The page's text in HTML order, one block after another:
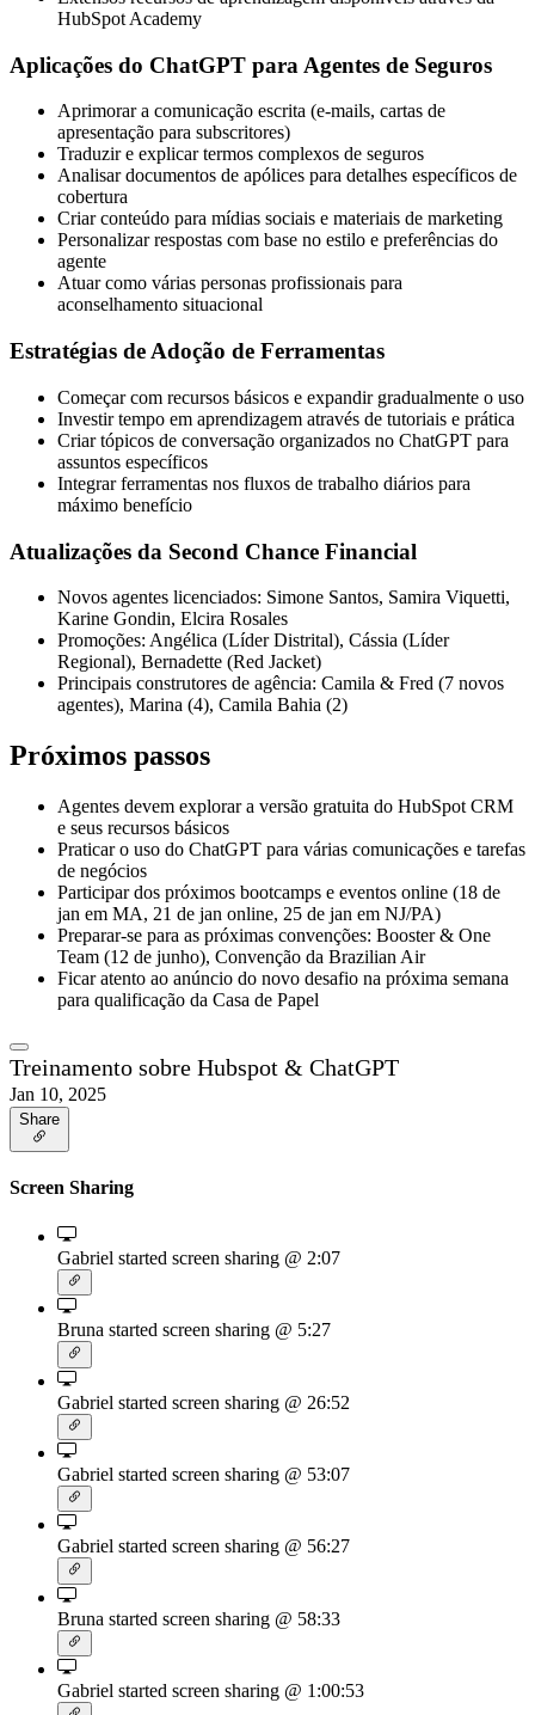
HubSpot Academy
Aplicações do ChatGPT para Agentes de Seguros
Aprimorar a comunicação escrita (e-mails, cartas de
apresentação para subscritores)
Traduzir e explicar termos complexos de seguros
Analisar documentos de apólices para detalhes específicos de
cobertura
Criar conteúdo para mídias sociais e materiais de marketing
Personalizar respostas com base no estilo e preferências do
agente
Atuar como várias personas profissionais para
aconselhamento situacional
Estratégias de Adoção de Ferramentas
Começar com recursos básicos e expandir gradualmente o uso
Investir tempo em aprendizagem através de tutoriais e prática
Criar tópicos de conversação organizados no ChatGPT para
assuntos específicos
Integrar ferramentas nos fluxos de trabalho diários para
máximo benefício
Atualizações da Second Chance Financial
Novos agentes licenciados: Simone Santos, Samira Viquetti,
Karine Gondin, Elcira Rosales
Promoções: Angélica (Líder Distrital), Cássia (Líder
Regional), Bernadette (Red Jacket)
Principais construtores de agência: Camila & Fred (7 novos
agentes), Marina (4), Camila Bahia (2)
Próximos passos
Agentes devem explorar a versão gratuita do HubSpot CRM
e seus recursos básicos
Praticar o uso do ChatGPT para várias comunicações e tarefas
de negócios
Participar dos próximos bootcamps e eventos online (18 de
jan em MA, 21 de jan online, 25 de jan em NJ/PA)
Preparar-se para as próximas convenções: Booster & One
Team (12 de junho), Convenção da Brazilian Air
Ficar atento ao anúncio do novo desafio na próxima semana
para qualificação da Casa de Papel
Treinamento sobre Hubspot & ChatGPT
Jan 10, 2025
Share
Screen Sharing
Gabriel started screen sharing @ 2:07
Bruna started screen sharing @ 5:27
Gabriel started screen sharing @ 26:52
Gabriel started screen sharing @ 53:07
Gabriel started screen sharing @ 56:27
Bruna started screen sharing @ 58:33
Gabriel started screen sharing @ 1:00:53